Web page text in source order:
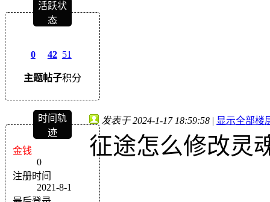
活跃状
态
0
主题
42
帖子
51
积分
时间轨
迹
金钱
0
注册时间
2021-8-1
发表于 2024-1-17 18:59:58 | 显示全部楼
征途怎么修改灵